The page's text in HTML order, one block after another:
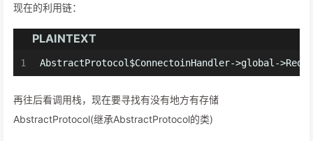
现在的利用链：
PLAINTEXT
1 AbstractProtocol$ConnectoinHandler->global-
再往后看调用栈，现在要寻找有没有地方有存储
AbstractProtocol(继承AbstractProtocol的类)